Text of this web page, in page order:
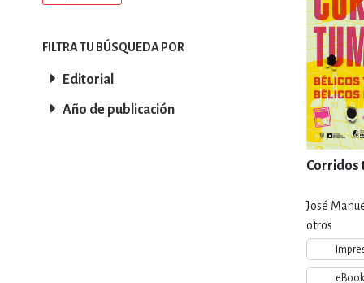
ESTILOS DE
INFANTILES,
Corridos
José
otros
eBook
FILTRA TU BÚSQUEDA POR
Editorial
Año de publicación